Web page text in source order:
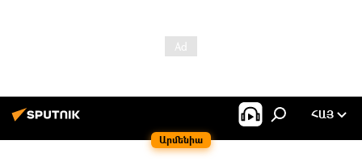
Արմենիա
ՀԱՅ